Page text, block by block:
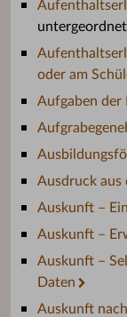
oder am
Aufgaben der
Ausdruck aus
Auskunft –
Auskunft –
Auskunft –
Daten
Auskunft